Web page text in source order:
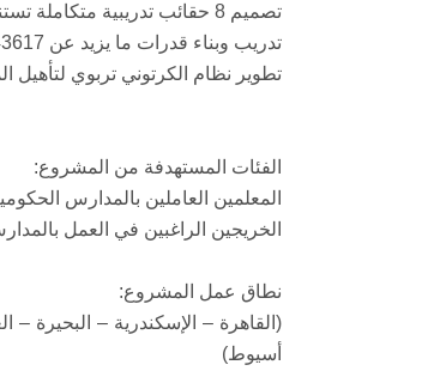
تصميم 8 حقائب تدريبية متكاملة تستند الى الجمع بين النظرية والتطبيق في مجالات تربوية متنوعة.
تدريب وبناء قدرات ما يزيد عن 43617 معلم من معلمي المدارس الحكومية والخاصة
تطوير نظام الكرتوني تربوي لتأهيل
الفئات المستهدفة من المشروع:
المعلمين العاملين بالمدارس
الخريجين الراغبين في العمل
نطاق عمل المشروع:
(القاهرة – الإسكندرية – البحيرة
أسيوط)